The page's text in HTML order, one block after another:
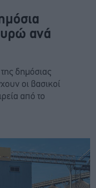
ανά
δημόσιας
οι βασικοί
από το